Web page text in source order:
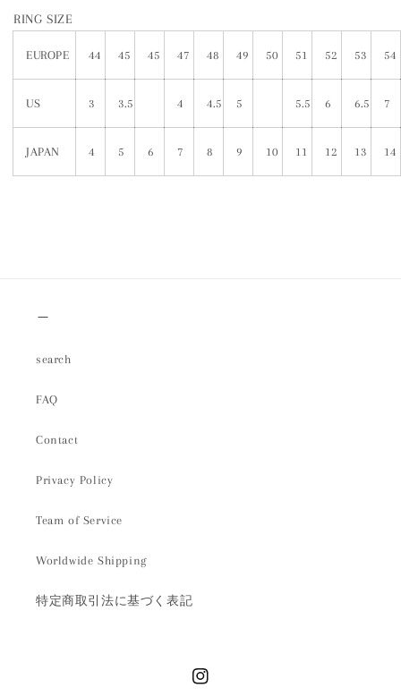
RING SIZE
EUROPE 44 45 45 47 48 49 50 51 52 53 54
US 3 3.5 4 4.5 5 5.5 6 6.5 7
JAPAN 4 5 6 7 8 9 10 11 12 13 14
＿
search
FAQ
Contact
Privacy Policy
Team of Service
Worldwide Shipping
特定商取引法に基づく表記
Instagram